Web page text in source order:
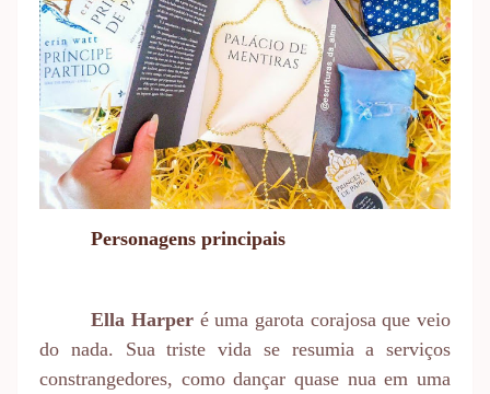
Personagens principais
Ella Harperé uma garota corajosa que veio
do nada. Sua triste vida se resumia a serviços
constrangedores, como dançar quase nua em uma